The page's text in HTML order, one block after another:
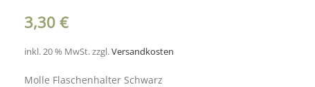
3,30 €
inkl. 20 % MwSt.zzgl.Versandkosten
Molle Flaschenhalter Schwarz